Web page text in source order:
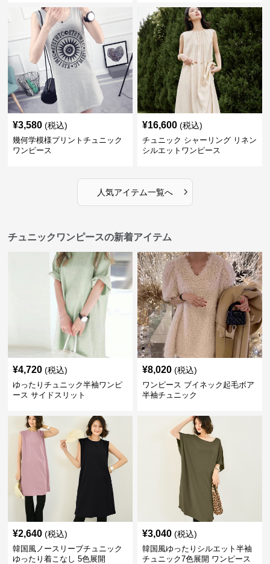
¥3,580 (税込)
幾何学模様プリントチュニック
ワンピース
¥16,600 (税込)
チュニック シャーリング リネン
シルエットワンピース
人気アイテム一覧へ ›
チュニックワンピースの新着アイテム
¥4,720 (税込)
ゆったりチュニック半袖ワンピ
ース サイドスリット
¥8,020 (税込)
ワンピース ブイネック起毛ボア
半袖チュニック
¥2,640 (税込)
韓国風ノースリーブチュニック
ゆったり着こなし 5色展開
¥3,040 (税込)
韓国風ゆったりシルエット半袖
チュニック7色展開 ワンピース